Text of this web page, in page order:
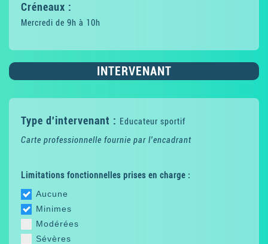
Créneaux :
Mercredi de 9h à 10h
INTERVENANT
Type d'intervenant : Educateur sportif
Carte professionnelle fournie par l'encadrant
Limitations fonctionnelles prises en charge :
Aucune
Minimes
Modérées
Sévères